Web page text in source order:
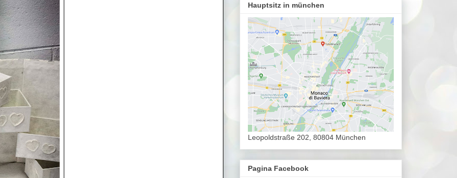
Hauptsitz in münchen
Leopoldstraße 202, 80804 München
Pagina Facebook